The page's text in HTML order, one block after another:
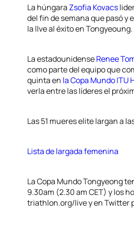
La húngara Zsofia Kovacs
del fin de semana que pasó y
la llve al éxito en Tongyeoung.
La estadounidenseRenee
como parte del equipo que
quinta en la Copa Mundo ITU
verla entre las líderes el
Las 51 mueres elite largan a
Lista de largada femenina
La Copa Mundo Tongyeong
9.30am (2.30 am CET) y los
triathlon.org/live y en Twitter